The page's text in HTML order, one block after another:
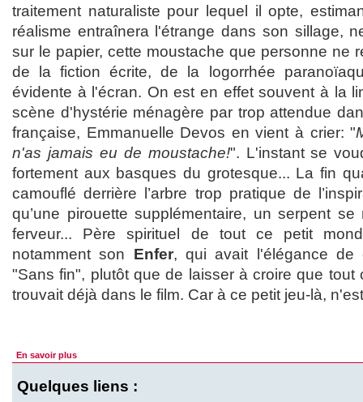
traitement naturaliste pour lequel il opte,
réalisme entraînera l'étrange dans son sillage,
sur le papier, cette moustache que personne ne
de la fiction écrite, de la logorrhée
évidente à l'écran. On est en effet souvent à la
scène d'hystérie ménagère par trop attendue
française, Emmanuelle Devos en vient à crier: "
n'as jamais eu de moustache!". L'instant se
fortement aux basques du grotesque... La fin
camouflé derrière l’arbre trop pratique de
qu’une pirouette supplémentaire, un serpent
ferveur... Père spirituel de tout ce petit
notamment son Enfer, qui avait l'élégance de
"Sans fin", plutôt que de laisser à croire que tout
trouvait déjà dans le film. Car à ce petit jeu-là,
En savoir plus
Quelques liens :